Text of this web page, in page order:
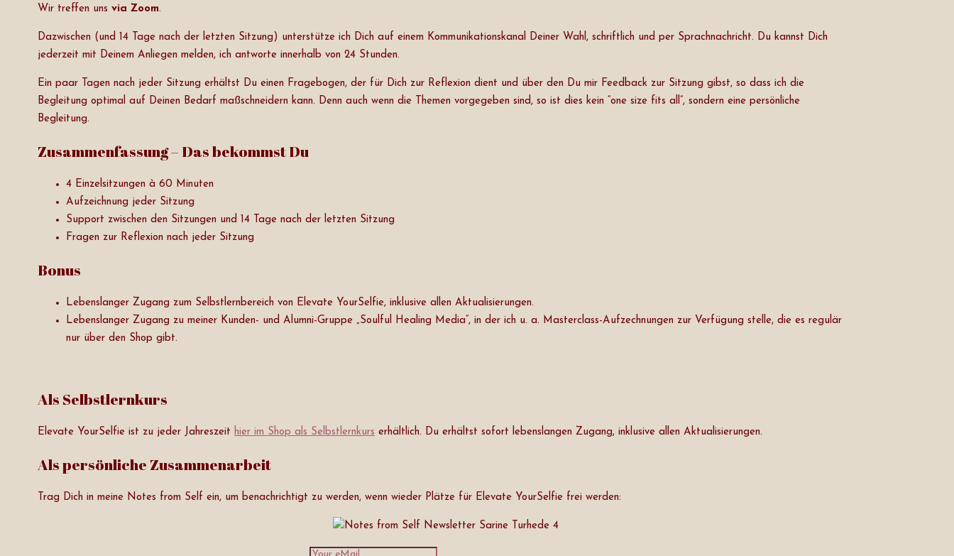
Wir treffen uns via Zoom.
Dazwischen (und 14 Tage nach der letzten Sitzung) unterstütze ich Dich auf einem Kommunikationskanal Deiner Wahl, schriftlich und per Sprachnachricht. Du kannst Dich
jederzeit mit Deinem Anliegen melden, ich antworte innerhalb von 24 Stunden.
Ein paar Tagen nach jeder Sitzung erhältst Du einen Fragebogen, der für Dich zur Reflexion dient und über den Du mir Feedback zur Sitzung gibst, so dass ich die
Begleitung optimal auf Deinen Bedarf maßschneidern kann. Denn auch wenn die Themen vorgegeben sind, so ist dies kein “one size fits all”, sondern eine persönliche
Begleitung.
Zusammenfassung – Das bekommst Du
4 Einzelsitzungen à 60 Minuten
Aufzeichnung jeder Sitzung
Support zwischen den Sitzungen und 14 Tage nach der letzten Sitzung
Fragen zur Reflexion nach jeder Sitzung
Bonus
Lebenslanger Zugang zum Selbstlernbereich von Elevate YourSelfie, inklusive allen Aktualisierungen.
Lebenslanger Zugang zu meiner Kunden- und Alumni-Gruppe „Soulful Healing Media“, in der ich u. a. Masterclass-Aufzechnungen zur Verfügung stelle, die es regulär
nur über den Shop gibt.
Als Selbstlernkurs
Elevate YourSelfie ist zu jeder Jahreszeit hier im Shop als Selbstlernkurs erhältlich. Du erhältst sofort lebenslangen Zugang, inklusive allen Aktualisierungen.
Als persönliche Zusammenarbeit
Trag Dich in meine Notes from Self ein, um benachrichtigt zu werden, wenn wieder Plätze für Elevate YourSelfie frei werden: